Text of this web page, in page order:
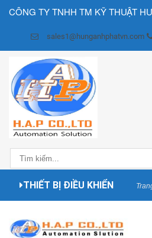
CÔNG TY TNHH TM KỸ THUẬT
sales1@hunganhphatvn.com
THIẾT BỊ ĐIỀU KHIỂN